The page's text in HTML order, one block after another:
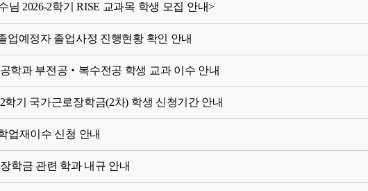
님 2026-2학기 RISE 교과목 학생 모집 안내>
업예정자 졸업사정 진행현황 확인 안내
학과 부전공‧복수전공 학생 교과 이수 안내
학기 국가근로장학금(2차) 학생 신청기간 안내
업재이수 신청 안내
학금 관련 학과 내규 안내